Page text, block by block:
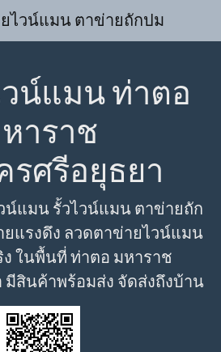
ไวน์แมน ตาข่ายถักปม
น์แมน ท่าตอ
าราช
รศรีอยุธยา
น์แมน รั้วไวน์แมน ตาข่ายถัก
แรงดึง ลวดตาข่ายไวน์แมน
ในพื้นที่ ท่าตอ มหาราช
สินค้าพร้อมส่ง จัดส่งถึงบ้าน